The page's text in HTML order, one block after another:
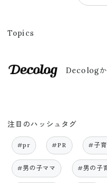
Topics
Decologか
注目のハッシュタグ
#pr #PR #子
#男の子ママ #男の子